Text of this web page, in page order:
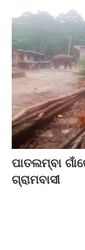
ପାତଲମ୍ବା
ଗ୍ରାମବାସୀ